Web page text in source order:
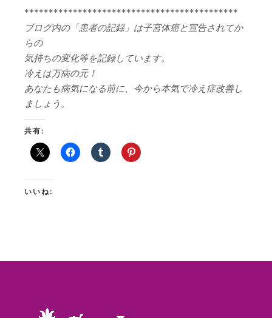
********************************************
ブログ内の「患者の記録」は子宮体癌と宣告されてか
らの
気持ちの変化等を記録しています。
冷えは万病の元！
あなたも病気になる前に、今から本気で冷え症改善し
ましょう。
共有:
いいね: